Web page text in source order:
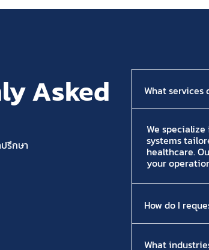
Asked
รึกษา
What services
We
systems
healthcare.
your
How do I
What